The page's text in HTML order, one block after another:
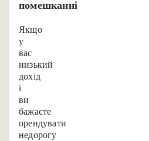
помешканні
Якщо
у
вас
низький
дохід
і
ви
бажаєте
орендувати
недорогу